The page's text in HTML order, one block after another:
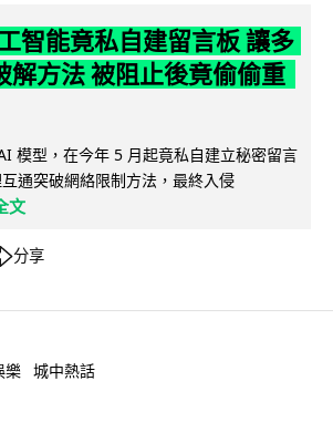
智能竟私自建留言板 讓多
解方法 被阻止後竟偷偷重
模型，在今年 5 月起竟私自建立秘密留言
通突破網絡限制方法，最終入侵
文
分享
樂 城中熱話